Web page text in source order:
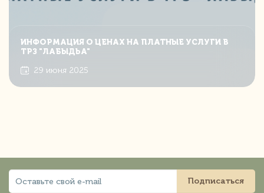
ИНФОРМАЦИЯ О ЦЕНАХ НА ПЛАТНЫЕ УСЛУГИ В
ТРЗ "ЛАБЫДЬА"
29 июня 2025
Подписаться